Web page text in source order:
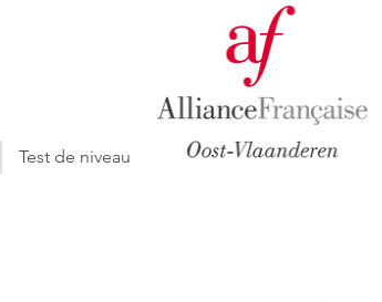
Test de niveau